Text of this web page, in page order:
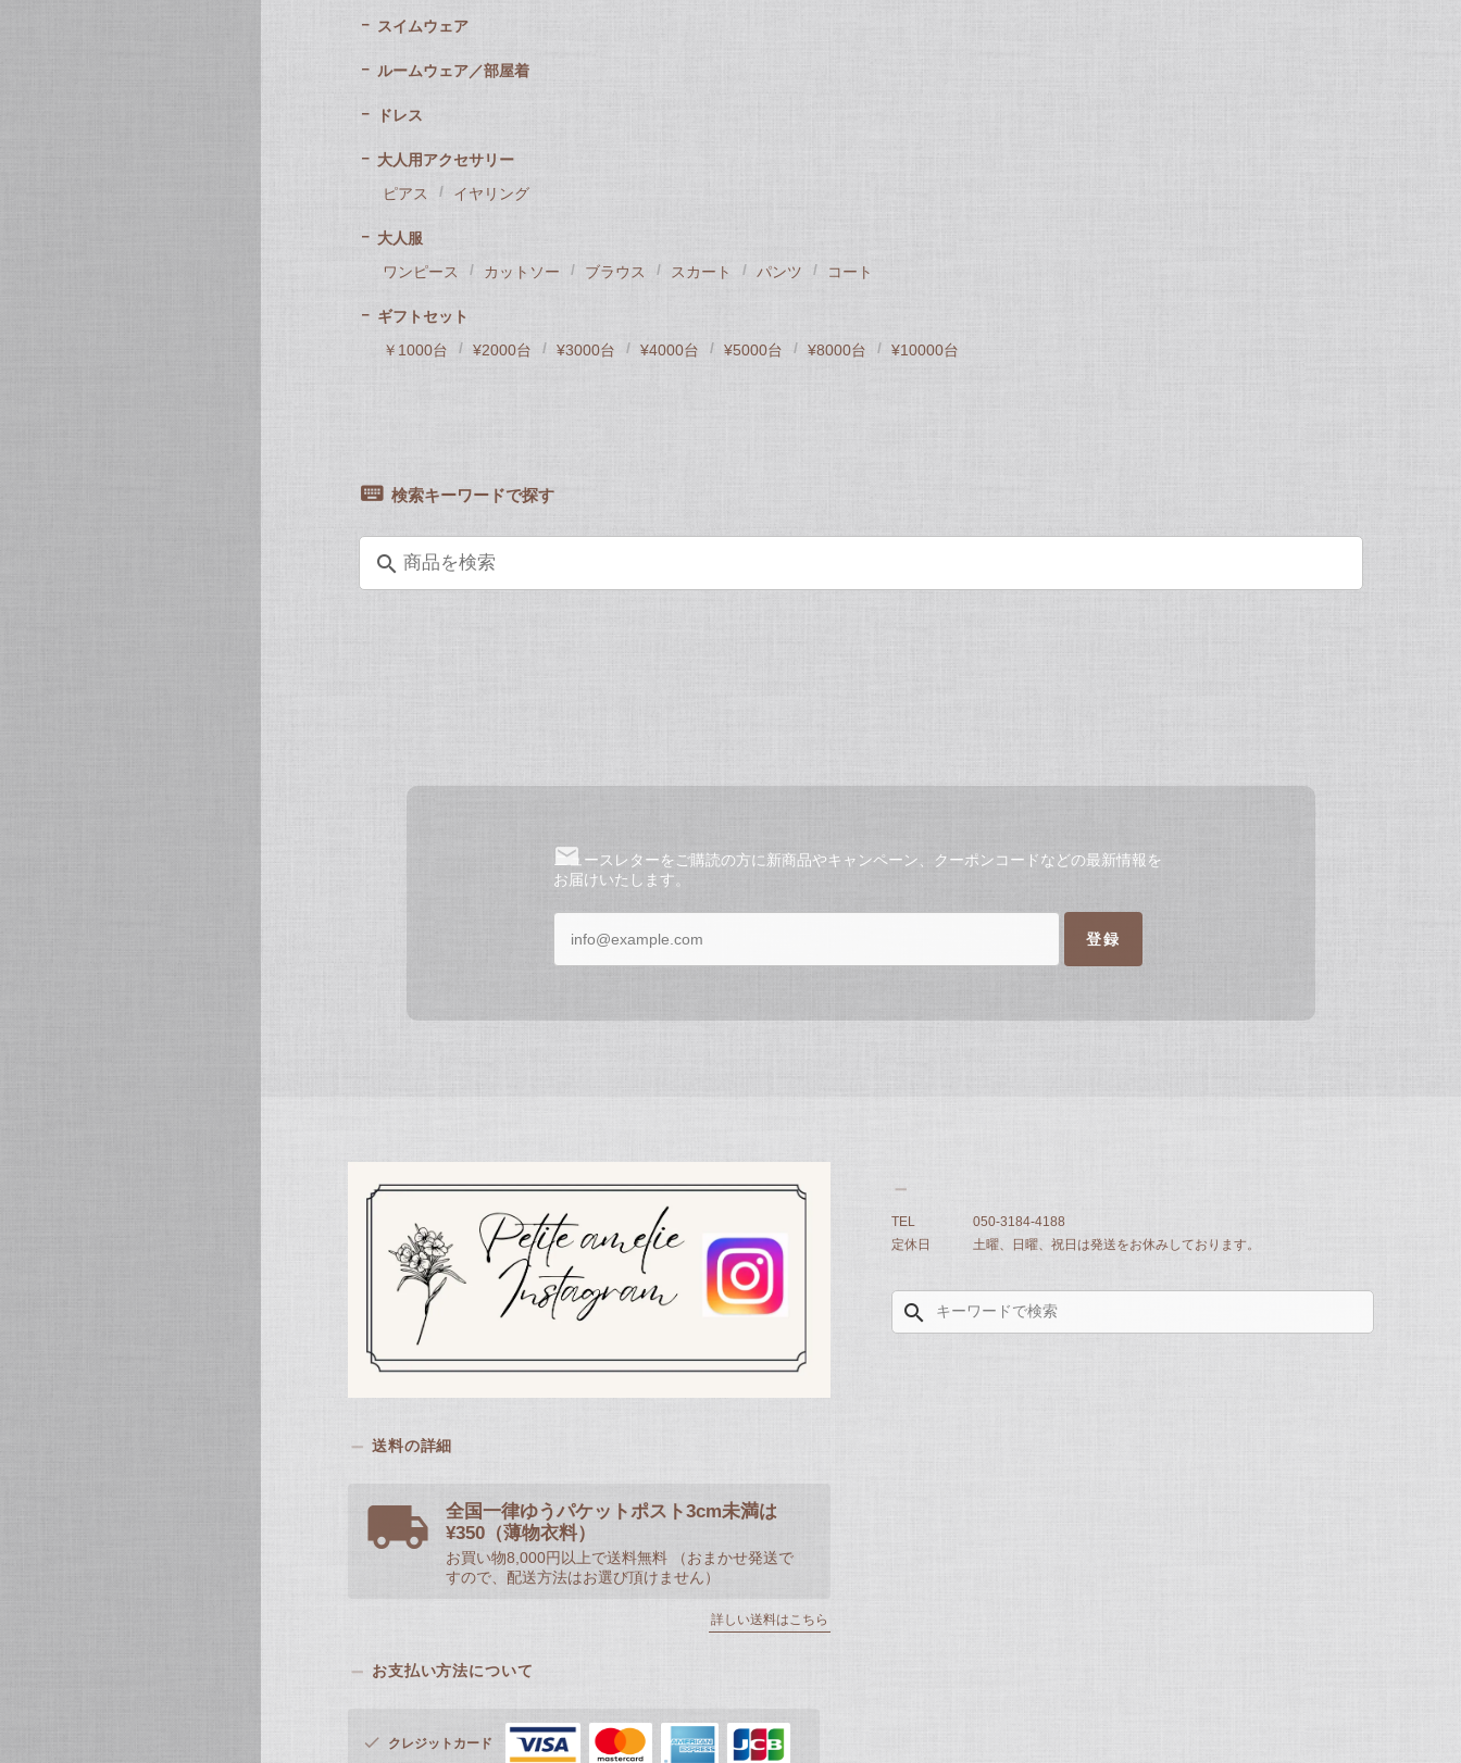
スイムウェア
ルームウェア／部屋着
ドレス
大人用アクセサリー
ピアス
イヤリング
大人服
ワンピース
カットソー ブラウス スカート パンツ コート
ギフトセット
￥1000台
¥2000台 ¥3000台 ¥4000台 ¥5000台 ¥8000台 ¥10000台
検索キーワードで探す
search
ニュースレターをご購読の方に新商品やキャンペーン、クーポンコードなどの最新情報を
お届けいたします。
登録
送料の詳細
全国一律ゆうパケットポスト3cm未満は
¥350（薄物衣料）
お買い物8,000円以上で送料無料 （おまかせ発送で
すので、配送方法はお選び頂けません）
詳しい送料はこちら
お支払い方法について
クレジットカード
TEL
050-3184-4188
定休日
土曜、日曜、祝日は発送をお休みしております。
search